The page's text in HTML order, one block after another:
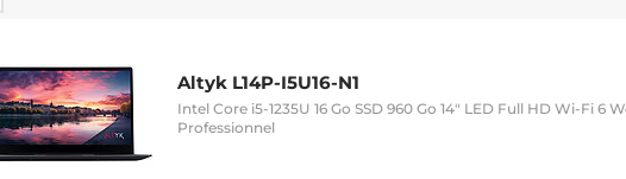
Altyk L14P-I5U16-N1
Intel Core i5-1235U 16 Go SSD 960 Go 14" LED Full HD Wi-Fi 6
Professionnel